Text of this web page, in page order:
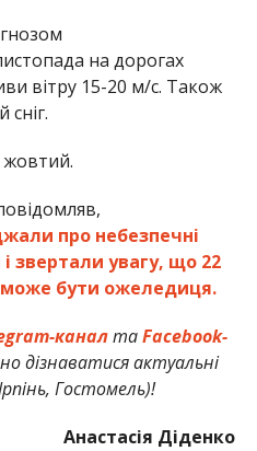
на дорогах
вітру 15-20 м/с. Також
жовтий.
про небезпечні
звертали увагу, що 22
бути ожеледиця.
канал таFacebook-
дізнаватися актуальні
Гостомель)!
Анастасія Діденко